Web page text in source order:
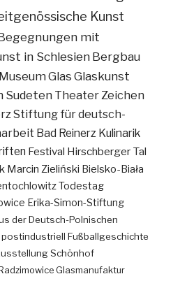
Kunst
mit
in Schlesien Bergbau
Glas Glaskunst
Sudeten TheaterZeichen
Stiftung für deutsch-
Bad Reinerz Kulinarik
Festival Hirschberger Tal
Marcin Zieliński Bielsko-Biała
Todestag
Erika-Simon-Stiftung
der Deutsch-Polnischen
postindustriell Fußballgeschichte
Schönhof
Radzimowice Glasmanufaktur